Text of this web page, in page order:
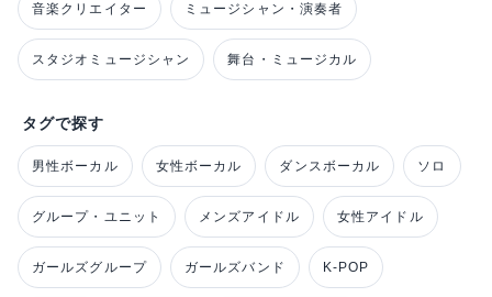
音楽クリエイター ミュージシャン・演奏者
スタジオミュージシャン 舞台・ミュージカル
タグで探す
男性ボーカル 女性ボーカル ダンスボーカル ソロ
グループ・ユニット メンズアイドル 女性アイドル
ガールズグループ ガールズバンド K-POP